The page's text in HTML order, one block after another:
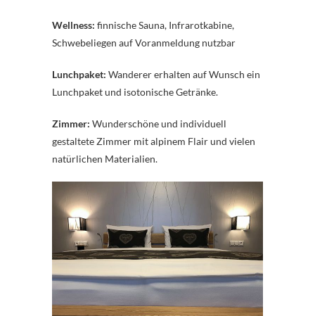
Wellness: finnische Sauna, Infrarotkabine,
Schwebeliegen auf Voranmeldung nutzbar
Lunchpaket: Wanderer erhalten auf Wunsch ein
Lunchpaket und isotonische Getränke.
Zimmer: Wunderschöne und individuell
gestaltete Zimmer mit alpinem Flair und vielen
natürlichen Materialien.